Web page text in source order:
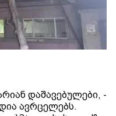
დაშავებულები, -
ავრცელებს.